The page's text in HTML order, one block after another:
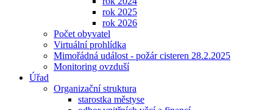
rok 2025
rok 2026
Počet obyvatel
Virtuální prohlídka
Mimořádná událost - požár cisteren 28.2.2025
Monitoring ovzduší
Úřad
Organizační struktura
starostka městyse